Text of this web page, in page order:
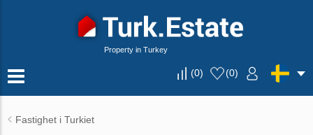
Property in Turkey
(0) (0)
Fastighet i Turkiet